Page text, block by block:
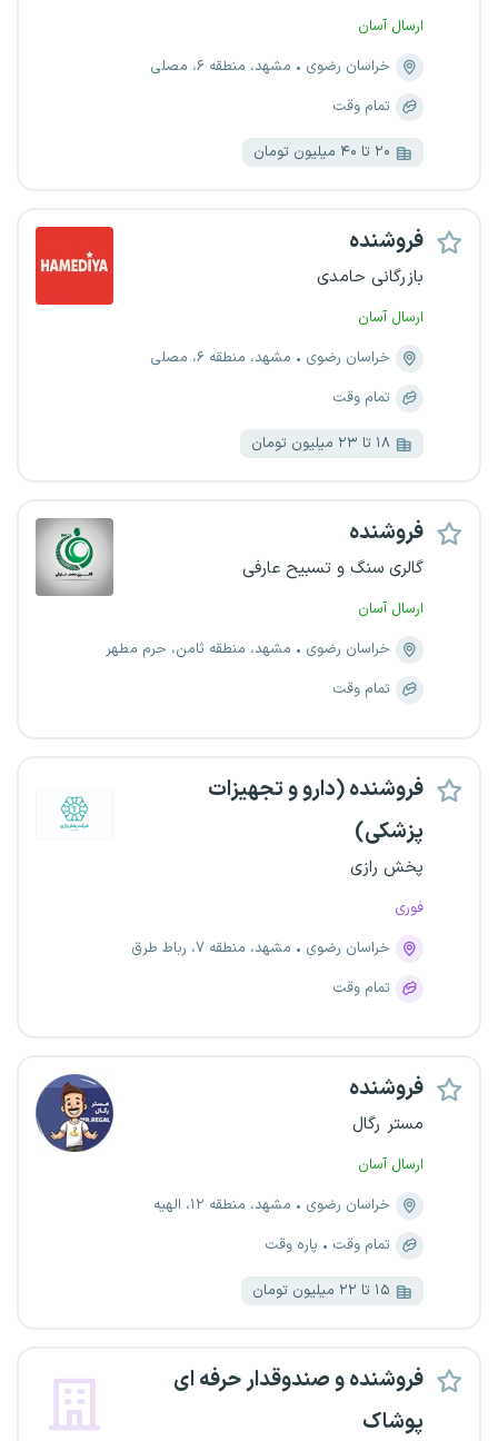
ارسال آسان
خراسان رضوی
مشهد، منطقه ۶، مصلی
تمام وقت
۲۰ تا ۴۰ میلیون تومان
فروشنده
بازرگانی حامدی
ارسال آسان
خراسان رضوی
مشهد، منطقه ۶، مصلی
تمام وقت
۱۸ تا ۲۳ میلیون تومان
فروشنده
گالری سنگ و تسبیح عارفی
ارسال آسان
خراسان رضوی
مشهد، منطقه ثامن، حرم مطهر
تمام وقت
فروشنده (دارو و تجهیزات
پزشکی)
پخش رازی
فوری
خراسان رضوی
مشهد، منطقه ۷، رباط طرق
تمام وقت
فروشنده
مستر رگال
ارسال آسان
خراسان رضوی
مشهد، منطقه ۱۲، الهیه
تمام وقت
پاره وقت
۱۵ تا ۲۲ میلیون تومان
فروشنده و صندوقدار حرفه ای
پوشاک